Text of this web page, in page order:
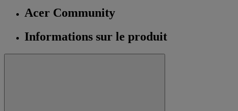
Acer Community
Informations sur le produit